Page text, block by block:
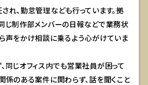
れ、勤怠管理なども行っています。拠
じ制作部メンバーの日報などで業務状
声をかけ相談に乗るよう心がけていま
同じオフィス内でも営業社員が困って
係のある案件に関わらず、話を聞くこと